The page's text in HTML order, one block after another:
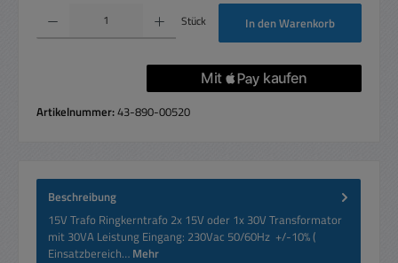
Produkt Anzahl: Gib den gewünschten Wert ein oder benutze die Schaltflächen um
Stück In den Warenkorb
Artikelnummer:43-890-00520
Beschreibung
15V Trafo Ringkerntrafo 2x 15V oder 1x 30V Transformator
mit 30VA Leistung Eingang: 230Vac 50/60Hz +/-10% (
Einsatzbereich… Mehr